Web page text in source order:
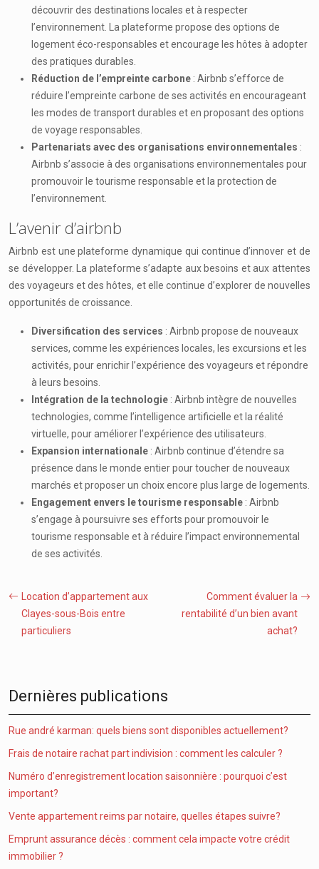
découvrir des destinations locales et à respecter
l’environnement. La plateforme propose des options de
logement éco-responsables et encourage les hôtes à adopter
des pratiques durables.
Réduction de l’empreinte carbone : Airbnb s’efforce de
réduire l’empreinte carbone de ses activités en encourageant
les modes de transport durables et en proposant des options
de voyage responsables.
Partenariats avec des organisations environnementales :
Airbnb s’associe à des organisations environnementales pour
promouvoir le tourisme responsable et la protection de
l’environnement.
L’avenir d’airbnb
Airbnb est une plateforme dynamique qui continue d’innover et de
se développer. La plateforme s’adapte aux besoins et aux attentes
des voyageurs et des hôtes, et elle continue d’explorer de nouvelles
opportunités de croissance.
Diversification des services : Airbnb propose de nouveaux
services, comme les expériences locales, les excursions et les
activités, pour enrichir l’expérience des voyageurs et répondre
à leurs besoins.
Intégration de la technologie : Airbnb intègre de nouvelles
technologies, comme l’intelligence artificielle et la réalité
virtuelle, pour améliorer l’expérience des utilisateurs.
Expansion internationale : Airbnb continue d’étendre sa
présence dans le monde entier pour toucher de nouveaux
marchés et proposer un choix encore plus large de logements.
Engagement envers le tourisme responsable : Airbnb
s’engage à poursuivre ses efforts pour promouvoir le
tourisme responsable et à réduire l’impact environnemental
de ses activités.
Location d’appartement aux
Clayes-sous-Bois entre
particuliers
Comment évaluer la
rentabilité d’un bien avant
achat?
Dernières publications
Rue andré karman: quels biens sont disponibles actuellement?
Frais de notaire rachat part indivision : comment les calculer ?
Numéro d’enregistrement location saisonnière : pourquoi c’est
important?
Vente appartement reims par notaire, quelles étapes suivre?
Emprunt assurance décès : comment cela impacte votre crédit
immobilier ?